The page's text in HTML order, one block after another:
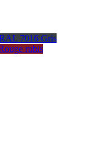
7016 Gris
rubis